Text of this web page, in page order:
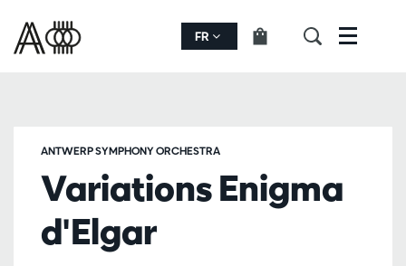
FR Menu
Variations Enigma
d'Elgar
ANTWERP SYMPHONY ORCHESTRA